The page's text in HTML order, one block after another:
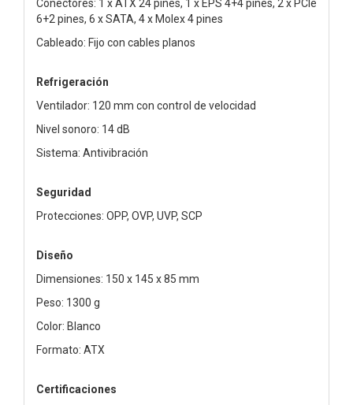
Conectores: 1 x ATX 24 pines, 1 x EPS 4+4 pines, 2 x PCIe
6+2 pines, 6 x SATA, 4 x Molex 4 pines
Cableado: Fijo con cables planos
Refrigeración
Ventilador: 120 mm con control de velocidad
Nivel sonoro: 14 dB
Sistema: Antivibración
Seguridad
Protecciones: OPP, OVP, UVP, SCP
Diseño
Dimensiones: 150 x 145 x 85 mm
Peso: 1300 g
Color: Blanco
Formato: ATX
Certificaciones